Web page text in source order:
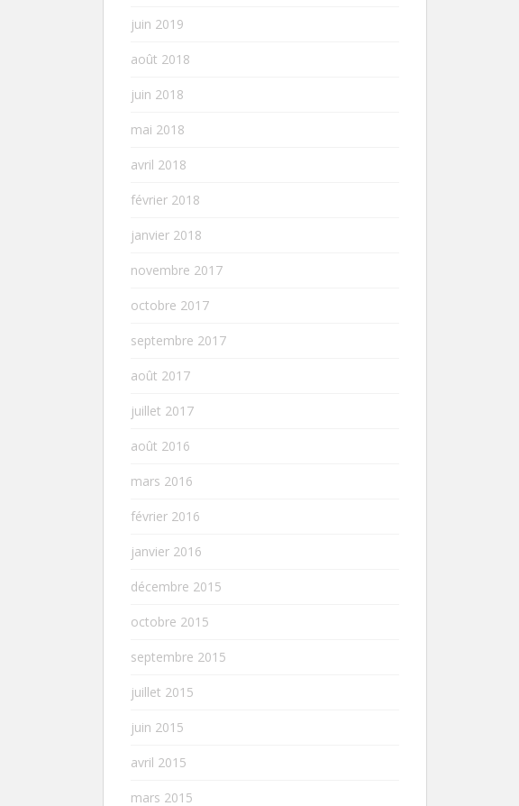
juin 2019
août 2018
juin 2018
mai 2018
avril 2018
février 2018
janvier 2018
novembre 2017
octobre 2017
septembre 2017
août 2017
juillet 2017
août 2016
mars 2016
février 2016
janvier 2016
décembre 2015
octobre 2015
septembre 2015
juillet 2015
juin 2015
avril 2015
mars 2015